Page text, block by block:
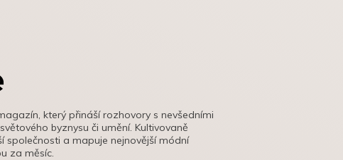
který přináší rozhovory s nevšedními
byznysu či umění. Kultivovaně
společnosti a mapuje nejnovější módní
za měsíc.